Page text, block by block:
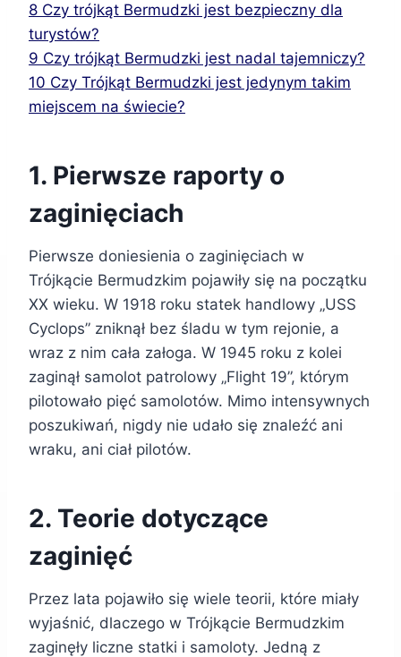
8 Czy trójkąt Bermudzki jest bezpieczny dla
turystów?
9 Czy trójkąt Bermudzki jest nadal tajemniczy?
10 Czy Trójkąt Bermudzki jest jedynym takim
miejscem na świecie?
1. Pierwsze raporty o
zaginięciach
Pierwsze doniesienia o zaginięciach w
Trójkącie Bermudzkim pojawiły się na początku
XX wieku. W 1918 roku statek handlowy „USS
Cyclops” zniknął bez śladu w tym rejonie, a
wraz z nim cała załoga. W 1945 roku z kolei
zaginął samolot patrolowy „Flight 19”, którym
pilotowało pięć samolotów. Mimo intensywnych
poszukiwań, nigdy nie udało się znaleźć ani
wraku, ani ciał pilotów.
2. Teorie dotyczące
zaginięć
Przez lata pojawiło się wiele teorii, które miały
wyjaśnić, dlaczego w Trójkącie Bermudzkim
zaginęły liczne statki i samoloty. Jedną z